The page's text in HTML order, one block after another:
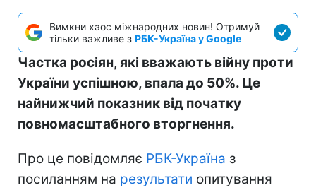
Вимкни хаос міжнародних новин! Отримуй
тільки важливе з РБК-Україна у Google
Частка росіян, які вважають війну проти
України успішною, впала до 50%. Це
найнижчий показник від початку
повномасштабного вторгнення.
Про це повідомляє РБК-Україна з
посиланням на результати опитування